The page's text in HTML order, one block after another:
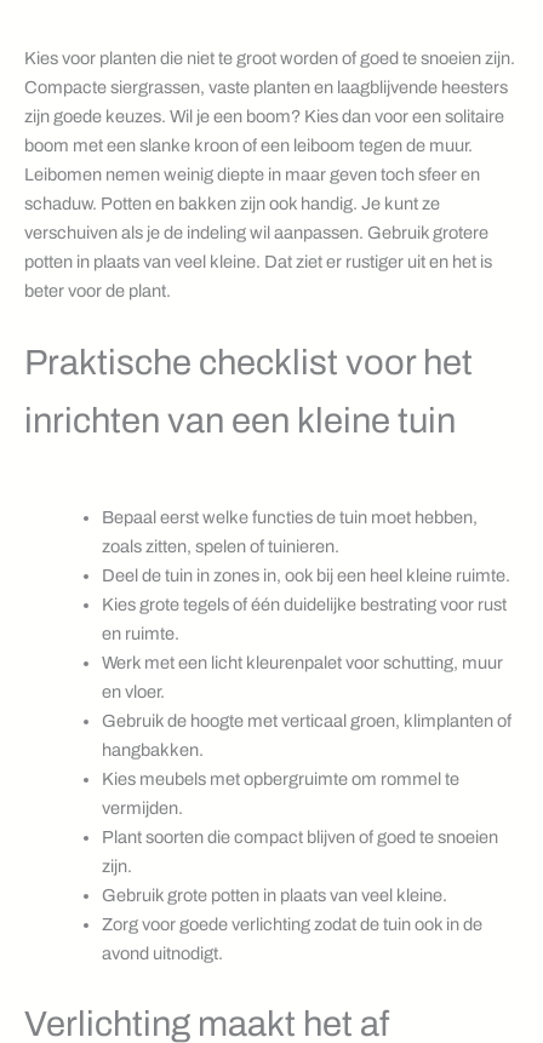
Kies voor planten die niet te groot worden of goed te snoeien zijn.
Compacte siergrassen, vaste planten en laagblijvende heesters
zijn goede keuzes. Wil je een boom? Kies dan voor een solitaire
boom met een slanke kroon of een leiboom tegen de muur.
Leibomen nemen weinig diepte in maar geven toch sfeer en
schaduw. Potten en bakken zijn ook handig. Je kunt ze
verschuiven als je de indeling wil aanpassen. Gebruik grotere
potten in plaats van veel kleine. Dat ziet er rustiger uit en het is
beter voor de plant.
Praktische checklist voor het
inrichten van een kleine tuin
Bepaal eerst welke functies de tuin moet hebben,
zoals zitten, spelen of tuinieren.
Deel de tuin in zones in, ook bij een heel kleine ruimte.
Kies grote tegels of één duidelijke bestrating voor rust
en ruimte.
Werk met een licht kleurenpalet voor schutting, muur
en vloer.
Gebruik de hoogte met verticaal groen, klimplanten of
hangbakken.
Kies meubels met opbergruimte om rommel te
vermijden.
Plant soorten die compact blijven of goed te snoeien
zijn.
Gebruik grote potten in plaats van veel kleine.
Zorg voor goede verlichting zodat de tuin ook in de
avond uitnodigt.
Verlichting maakt het af